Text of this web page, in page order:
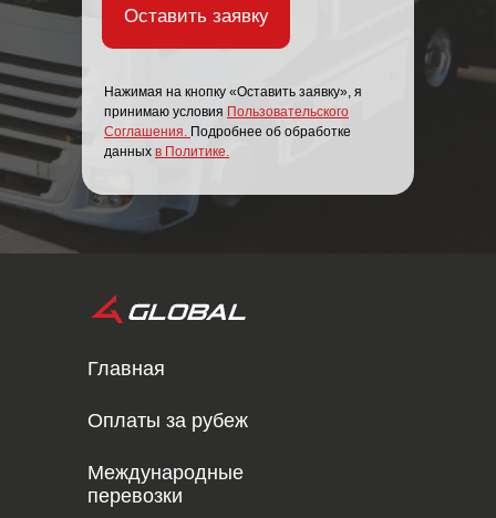
Нажимая на кнопку «Оставить заявку», я
принимаю условия Пользовательского
Соглашения. Подробнее об обработке
данных в Политике.
Оставить заявку
Главная
Международные
перевозки
Оплаты за рубеж